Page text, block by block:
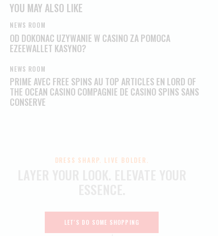
YOU MAY ALSO LIKE
NEWS ROOM
OD DOKONAC UZYWANIE W CASINO ZA POMOCA
EZEEWALLET KASYNO?
NEWS ROOM
PRIME AVEC FREE SPINS AU TOP ARTICLES EN LORD OF
THE OCEAN CASINO COMPAGNIE DE CASINO SPINS SANS
CONSERVE
DRESS SHARP. LIVE BOLDER.
LET'S DO SOME SHOPPING